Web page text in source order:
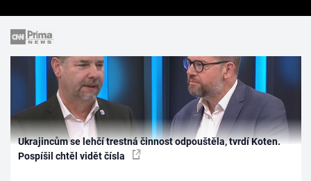
Ukrajincům se lehčí trestná činnost odpouštěla, tvrdí Koten.
Pospíšil chtěl vidět čísla